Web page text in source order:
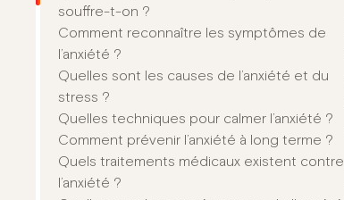
souffre-t-on ?
Comment reconnaître les symptômes de
l’anxiété ?
Quelles sont les causes de l’anxiété et du
stress ?
Quelles techniques pour calmer l’anxiété ?
Comment prévenir l’anxiété à long terme ?
Quels traitements médicaux existent contre
l’anxiété ?